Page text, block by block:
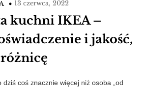
13 czerwca, 2022
kuchni IKEA –
i jakość,
dziś coś znacznie więcej niż osoba „od